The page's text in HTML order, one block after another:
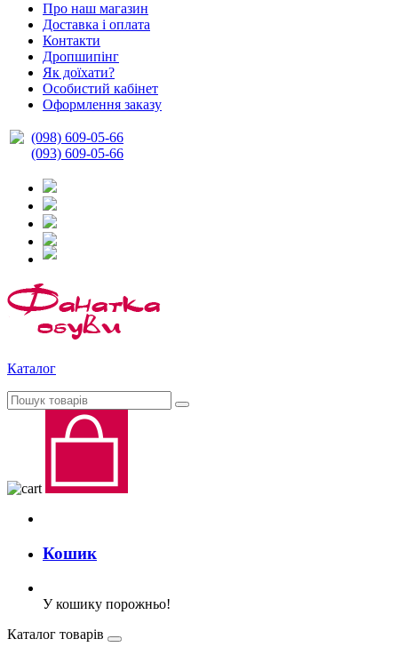
Про наш магазин
Доставка і оплата
Контакти
Дропшипінг
Як доїхати?
Особистий кабінет
Оформлення заказу
(098) 609-05-66
(093) 609-05-66
Каталог
Кошик
У кошику порожньо!
Каталог товарів